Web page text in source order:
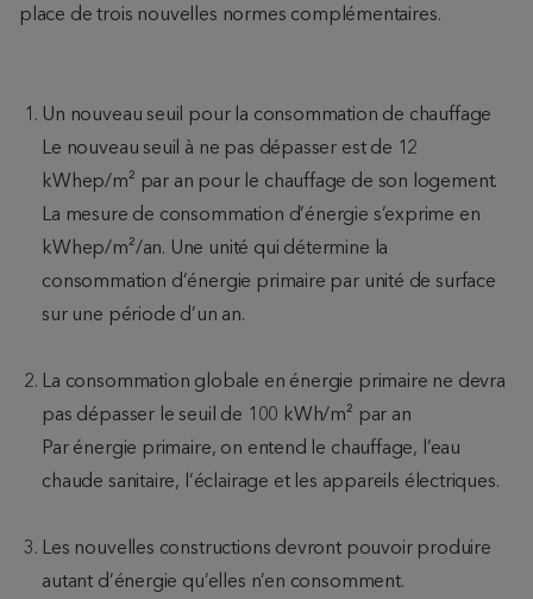
place de trois nouvelles normes complémentaires.
Un nouveau seuil pour la consommation de chauffage
Le nouveau seuil à ne pas dépasser est de 12
kWhep/m² par an pour le chauffage de son logement.
La mesure de consommation d’énergie s’exprime en
kWhep/m²/an. Une unité qui détermine la
consommation d’énergie primaire par unité de surface
sur une période d’un an.
La consommation globale en énergie primaire ne devra
pas dépasser le seuil de 100 kWh/m² par an
Par énergie primaire, on entend le chauffage, l’eau
chaude sanitaire, l’éclairage et les appareils électriques.
Les nouvelles constructions devront pouvoir produire
autant d’énergie qu’elles n’en consomment.